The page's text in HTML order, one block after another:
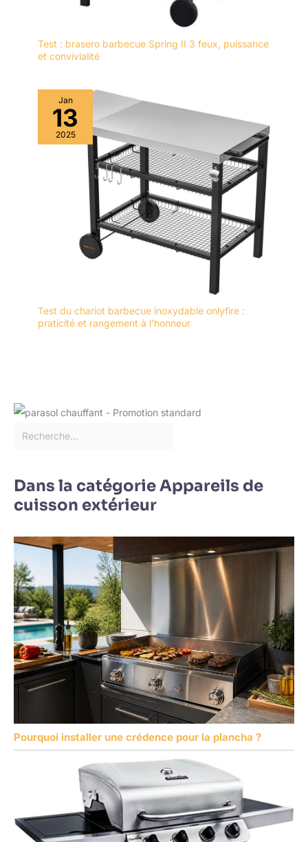
Test : brasero barbecue Spring II 3 feux, puissance
et convivialité
Jan
13
2025
Test du chariot barbecue inoxydable onlyfire :
praticité et rangement à l’honneur
Dans la catégorie Appareils de
cuisson extérieur
Pourquoi installer une crédence pour la plancha ?